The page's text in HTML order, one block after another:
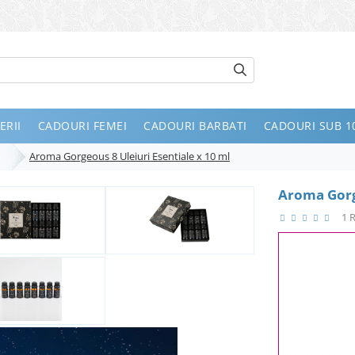
CADOURI FEMEI CADOURI BARBATI CADOURI SUB
Aroma Gorgeous 8 Uleiuri Esentiale x 10 ml
Aroma
1